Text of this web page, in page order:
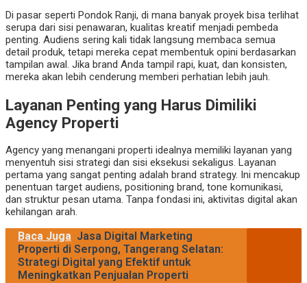
Di pasar seperti Pondok Ranji, di mana banyak proyek bisa terlihat
serupa dari sisi penawaran, kualitas kreatif menjadi pembeda
penting. Audiens sering kali tidak langsung membaca semua
detail produk, tetapi mereka cepat membentuk opini berdasarkan
tampilan awal. Jika brand Anda tampil rapi, kuat, dan konsisten,
mereka akan lebih cenderung memberi perhatian lebih jauh.
Layanan Penting yang Harus Dimiliki
Agency Properti
Agency yang menangani properti idealnya memiliki layanan yang
menyentuh sisi strategi dan sisi eksekusi sekaligus. Layanan
pertama yang sangat penting adalah brand strategy. Ini mencakup
penentuan target audiens, positioning brand, tone komunikasi,
dan struktur pesan utama. Tanpa fondasi ini, aktivitas digital akan
kehilangan arah.
Baca Juga Jasa Digital Marketing
Properti di Serpong, Tangerang Selatan:
Strategi Digital yang Efektif untuk
Meningkatkan Penjualan Properti